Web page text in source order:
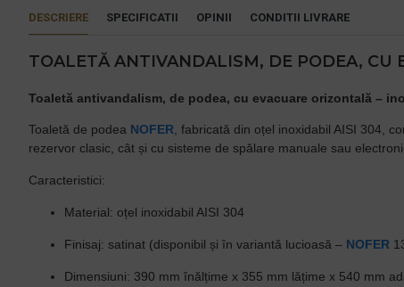
DESCRIERE SPECIFICATII OPINII CONDITII LIVRARE
TOALETĂ ANTIVANDALISM, DE PODEA, CU
Toaletă antivandalism, de podea, cu evacuare orizontală –
Toaletă de podea NOFER , fabricată din oțel inoxidabil AISI 304,
rezervor clasic, cât și cu sisteme de spălare manuale sau
Caracteristici:
Material: oțel inoxidabil AISI 304
Finisaj: satinat (disponibil și în variantă lucioasă – NOFER
Dimensiuni: 390 mm înălțime x 355 mm lățime x 540 mm